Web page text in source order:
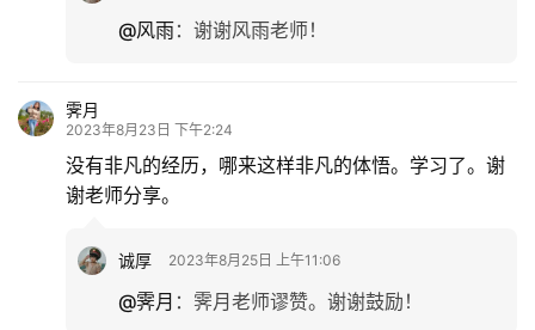
@风雨： 谢谢风雨老师！
霁月
2023年8月23日 下午2:24
没有非凡的经历，哪来这样非凡的体悟。学习了。谢
谢老师分享。
诚厚 2023年8月25日 上午11:06
@霁月 ： 霁月老师谬赞。谢谢鼓励！